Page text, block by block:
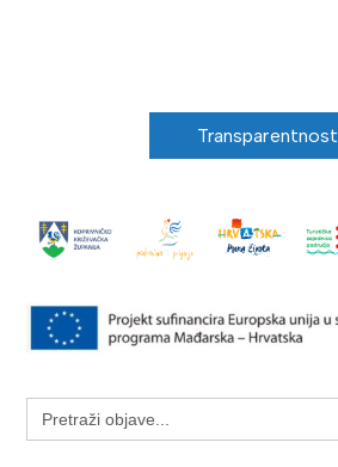
Transparentnost
Search
for: